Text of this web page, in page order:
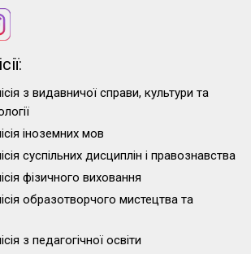
з видавничої справи, культури та
іноземних мов
суспільних дисциплін і правознавства
фізичного виховання
образотворчого мистецтва та
з педагогічної освіти